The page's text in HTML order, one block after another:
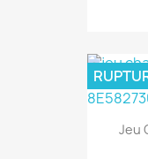
Jeu